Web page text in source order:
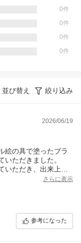
0件
0件
0件
0件
並び替え 絞り込み
2026/06/19
絵の具で塗ったブラ
ただきました。
ただき、出来上が
さらに表示
参考になった